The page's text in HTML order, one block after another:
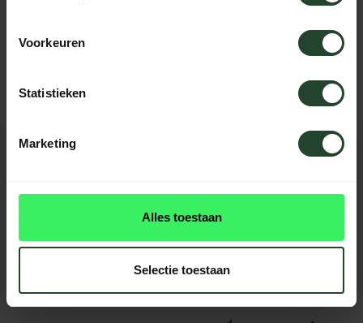
Voorkeuren
Statistieken
Marketing
Alles toestaan
Selectie toestaan
Neem contact op, onze medewerkers
Dit product heeft nog geen
reviews